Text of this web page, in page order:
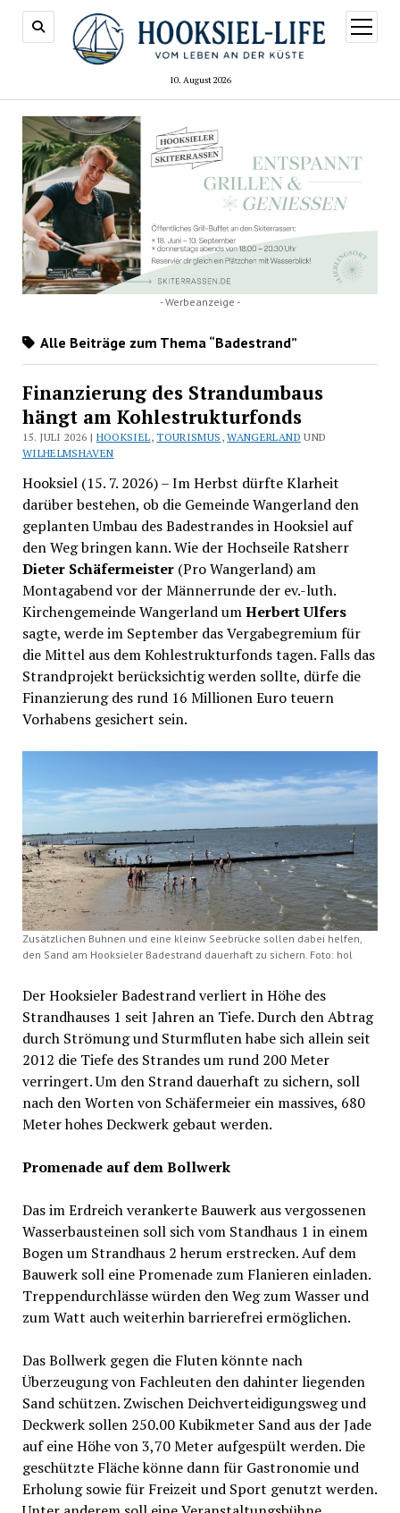
10. August 2026
Menü
öffnen
- Werbeanzeige -
Alle Beiträge zum Thema “Badestrand”
Finanzierung des Strandumbaus
hängt am Kohlestrukturfonds
15. JULI 2026 | HOOKSIEL,TOURISMUS ,WANGERLAND UND
WILHELMSHAVEN
Hooksiel (15. 7. 2026) – Im Herbst dürfte Klarheit
darüber bestehen, ob die Gemeinde Wangerland den
geplanten Umbau des Badestrandes in Hooksiel auf
den Weg bringen kann. Wie der Hochseile Ratsherr
Dieter Schäfermeister(Pro Wangerland) am
Montagabend vor der Männerrunde der ev.-luth.
Kirchengemeinde Wangerland umHerbert Ulfers
sagte, werde im September das Vergabegremium für
die Mittel aus dem Kohlestrukturfonds tagen. Falls das
Strandprojekt berücksichtig werden sollte, dürfe die
Finanzierung des rund 16 Millionen Euro teuern
Vorhabens gesichert sein.
Zusätzlichen Buhnen und eine kleinw Seebrücke sollen dabei helfen,
den Sand am Hooksieler Badestrand dauerhaft zu sichern. Foto: hol
Der Hooksieler Badestrand verliert in Höhe des
Strandhauses 1 seit Jahren an Tiefe. Durch den Abtrag
durch Strömung und Sturmfluten habe sich allein seit
2012 die Tiefe des Strandes um rund 200 Meter
verringert. Um den Strand dauerhaft zu sichern, soll
nach den Worten von Schäfermeier ein massives, 680
Meter hohes Deckwerk gebaut werden.
Promenade auf dem Bollwerk
Das im Erdreich verankerte Bauwerk aus vergossenen
Wasserbausteinen soll sich vom Standhaus 1 in einem
Bogen um Strandhaus 2 herum erstrecken. Auf dem
Bauwerk soll eine Promenade zum Flanieren einladen.
Treppendurchlässe würden den Weg zum Wasser und
zum Watt auch weiterhin barrierefrei ermöglichen.
Das Bollwerk gegen die Fluten könnte nach
Überzeugung von Fachleuten den dahinter liegenden
Sand schützen. Zwischen Deichverteidigungsweg und
Deckwerk sollen 250.00 Kubikmeter Sand aus der Jade
auf eine Höhe von 3,70 Meter aufgespült werden. Die
geschützte Fläche könne dann für Gastronomie und
Erholung sowie für Freizeit und Sport genutzt werden.